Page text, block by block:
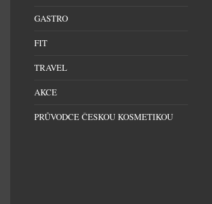
GASTRO
FIT
TRAVEL
AKCE
PRŮVODCE ČESKOU KOSMETIKOU